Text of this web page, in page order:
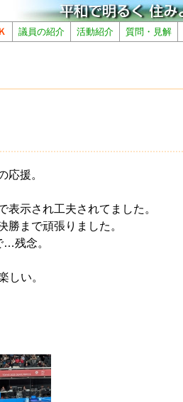
議員の紹介 活動紹介 質問・見解
応援。
表示され工夫されてました。
勝まで頑張りました。
…残念。
。